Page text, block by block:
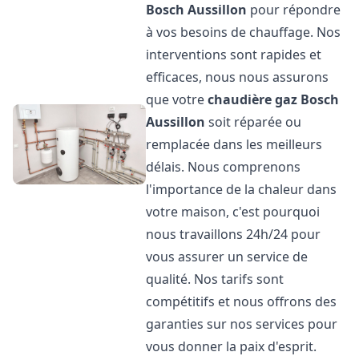
Bosch Aussillon pour répondre
à vos besoins de chauffage. Nos
interventions sont rapides et
efficaces, nous nous assurons
que votrechaudière gaz Bosch
Aussillon soit réparée ou
remplacée dans les meilleurs
délais. Nous comprenons
l'importance de la chaleur dans
votre maison, c'est pourquoi
nous travaillons 24h/24 pour
vous assurer un service de
qualité. Nos tarifs sont
compétitifs et nous offrons des
garanties sur nos services pour
vous donner la paix d'esprit.